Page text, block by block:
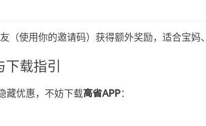
（使用你的邀请码）获得额外奖励，适合宝妈
载指引
藏优惠，不妨下载高省APP：